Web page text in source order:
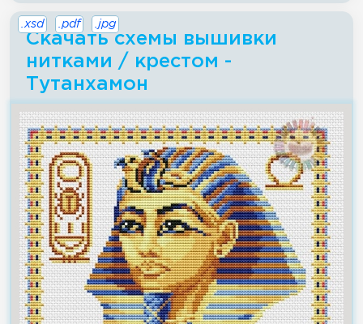
Скачать схемы вышивки
нитками / крестом -
Тутанхамон
.xsd .pdf .jpg